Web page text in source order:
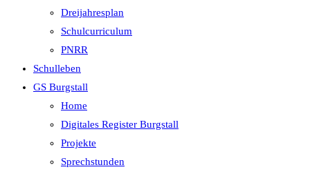
Dreijahresplan
Schulcurriculum
PNRR
Schulleben
GS Burgstall
Home
Digitales Register Burgstall
Projekte
Sprechstunden